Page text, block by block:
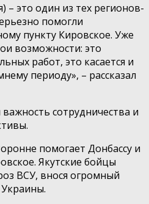
– это один из тех регионов-
помогли
пункту Кировское. Уже
возможности: это
работ, это касается и
периоду», – рассказал
сотрудничества и
помогает Донбассу и
Якутские бойцы
ВСУ, внося огромный